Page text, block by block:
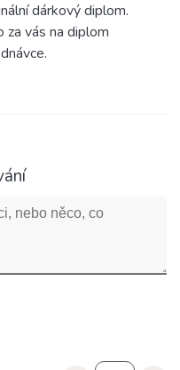
dárkový diplom.
vás na diplom